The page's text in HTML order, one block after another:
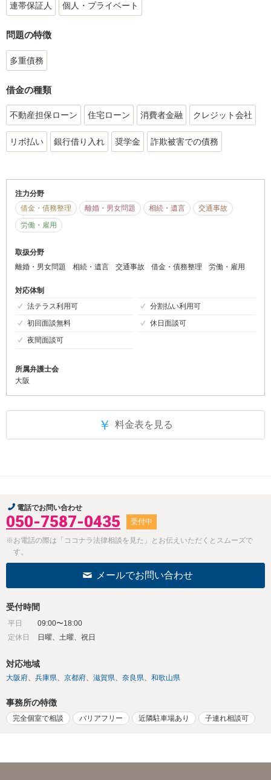
連帯保証人 個人・プライベート
問題の特徴
多重債務
借金の種類
不動産担保ローン 住宅ローン 消費者金融 クレジット会社
リボ払い 銀行借り入れ 奨学金 詐欺被害での債務
注力分野
借金・債務整理
離婚・男女問題 相続・遺言
交通事故
労働・雇用
取扱分野
離婚・男女問題
相続・遺言 交通事故 借金・債務整理 労働・雇用
対応体制
法テラス利用可
分割払い利用可
初回面談無料
休日面談可
夜間面談可
所属弁護士会
大阪
￥ 料金表を見る
電話でお問い合わせ
050-7587-0435 受付中
※お電話の際は「ココナラ法律相談を見た」とお伝えいただくとスムーズで
す。
メールでお問い合わせ
受付時間
平日
09:00〜18:00
定休日
日曜、土曜、祝日
対応地域
大阪府 兵庫県 京都府 滋賀県 奈良県 和歌山県
事務所の特徴
完全個室で相談 バリアフリー 近隣駐車場あり 子連れ相談可